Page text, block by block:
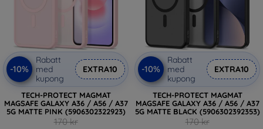
-10%
Rabatt
med
kupong
EXTRA10
TECH-PROTECT MAGMAT
MAGSAFE GALAXY A36 / A56 / A37
5G MATTE PINK (5906302322923)
170 kr
-10%
Rabatt
med
kupong
EXTRA10
TECH-PROTECT MAGMAT
MAGSAFE GALAXY A36 / A56 / A37
5G MATTE BLACK (5906302392353)
170 kr